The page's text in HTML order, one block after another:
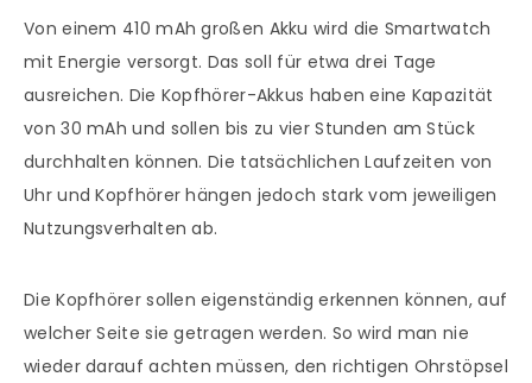
Von einem 410 mAh großen Akku wird die Smartwatch
mit Energie versorgt. Das soll für etwa drei Tage
ausreichen. Die Kopfhörer-Akkus haben eine Kapazität
von 30 mAh und sollen bis zu vier Stunden am Stück
durchhalten können. Die tatsächlichen Laufzeiten von
Uhr und Kopfhörer hängen jedoch stark vom jeweiligen
Nutzungsverhalten ab.
Die Kopfhörer sollen eigenständig erkennen können, auf
welcher Seite sie getragen werden. So wird man nie
wieder darauf achten müssen, den richtigen Ohrstöpsel